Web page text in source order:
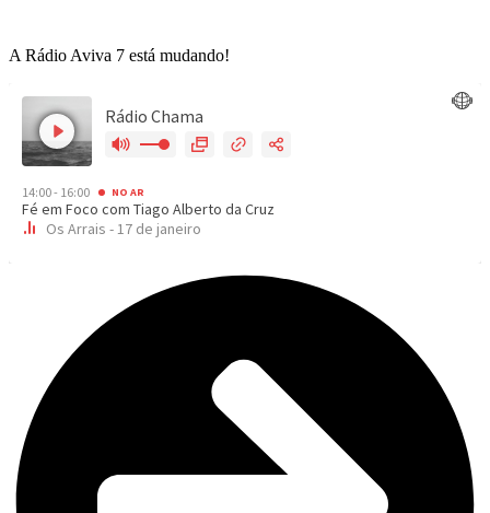
A Rádio Aviva 7 está mudando!